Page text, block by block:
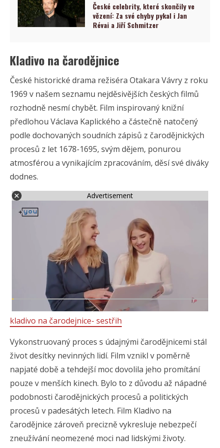
České celebrity, které skončily ve
vězení: Za své chyby pykal i Jan
Révai a Jiří Schmitzer
Kladivo na čarodějnice
České historické drama režiséra Otakara Vávry z roku
1969 v našem seznamu nejděsivějších českých filmů
rozhodně nesmí chybět. Film inspirovaný knižní
předlohou Václava Kaplického a částečně natočený
podle dochovaných soudních zápisů z čarodějnických
procesů z let 1678-1695, svým dějem, ponurou
atmosférou a vynikajícím zpracováním, děsí své diváky
dodnes.
Advertisement
kladivo na čarodejnice- sestřih
Vykonstruovaný proces s údajnými čarodějnicemi stál
život desítky nevinných lidí. Film vznikl v poměrně
napjaté době a tehdejší moc dovolila jeho promítání
pouze v menších kinech. Bylo to z důvodu až nápadné
podobnosti čarodějnických procesů a politických
procesů v padesátých letech. Film Kladivo na
čarodějnice zároveň precizně vykresluje nebezpečí
zneužívání neomezené moci nad lidskými životy.